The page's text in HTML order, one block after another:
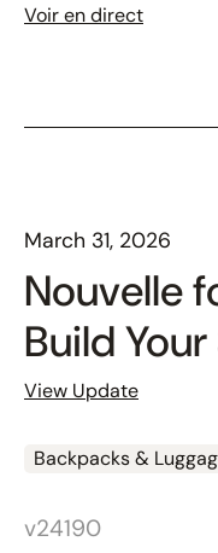
Voir en direct
March 31, 2026
Nouvelle
Build
View Update
Backpacks &
v24190